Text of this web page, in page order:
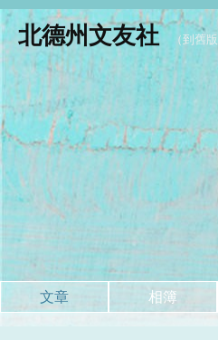
北德州文友社 （到舊版
文章 相簿